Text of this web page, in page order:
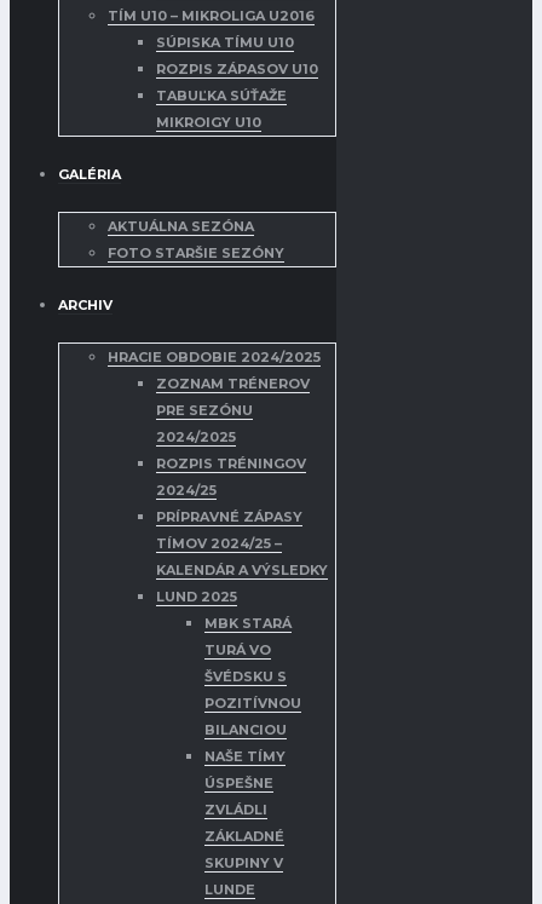
TÍM U10 – MIKROLIGA U2016
SÚPISKA TÍMU U10
ROZPIS ZÁPASOV U10
TABUĽKA SÚŤAŽE
MIKROIGY U10
GALÉRIA
AKTUÁLNA SEZÓNA
FOTO STARŠIE SEZÓNY
ARCHIV
HRACIE OBDOBIE 2024/2025
ZOZNAM TRÉNEROV
PRE SEZÓNU
2024/2025
ROZPIS TRÉNINGOV
2024/25
PRÍPRAVNÉ ZÁPASY
TÍMOV 2024/25 –
KALENDÁR A VÝSLEDKY
LUND 2025
MBK STARÁ
TURÁ VO
ŠVÉDSKU S
POZITÍVNOU
BILANCIOU
NAŠE TÍMY
ÚSPEŠNE
ZVLÁDLI
ZÁKLADNÉ
SKUPINY V
LUNDE